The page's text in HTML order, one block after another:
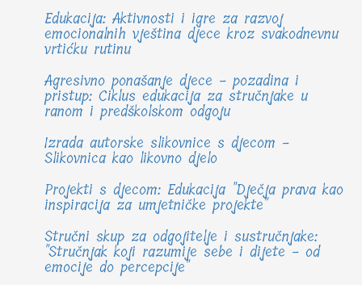
Edukacija: Aktivnosti i igre za razvoj
emocionalnih vještina djece kroz svakodnevnu
vrtićku rutinu
Agresivno ponašanje djece - pozadina i
pristup: Ciklus edukacija za stručnjake u
ranom i predškolskom odgoju
Izrada autorske slikovnice s djecom -
Slikovnica kao likovno djelo
Projekti s djecom: Edukacija "Dječja prava kao
inspiracija za umjetničke projekte"
Stručni skup za odgojitelje i sustručnjake:
"Stručnjak koji razumije sebe i dijete - od
emocije do percepcije"